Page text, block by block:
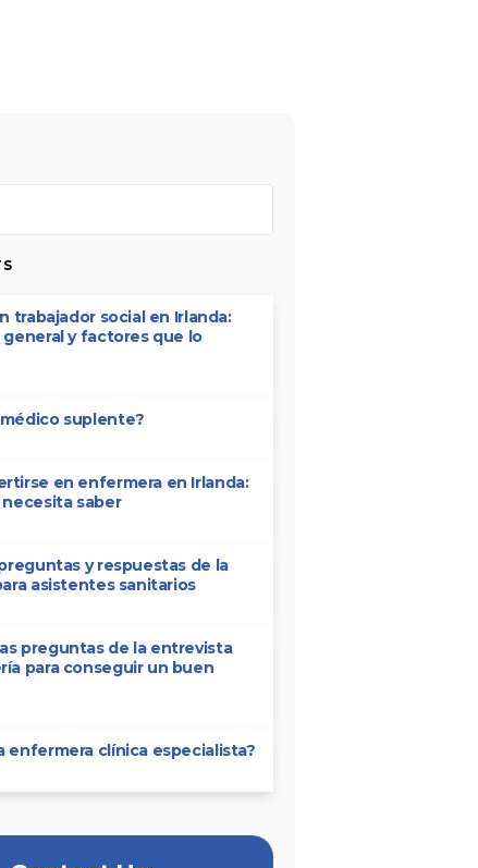
trabajador social en Irlanda:
y factores que lo
suplente?
en enfermera en Irlanda:
saber
y respuestas de la
asistentes sanitarios
preguntas de la entrevista
para conseguir un buen
enfermera clínica especialista?